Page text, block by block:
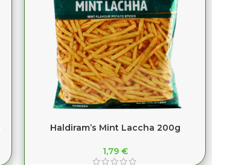
Haldiram’s Mint Laccha 200g
1,79 €